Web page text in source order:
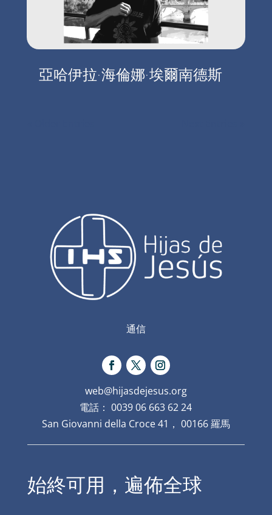
亞哈伊拉·海倫娜·埃爾南德斯
通信
web@hijasdejesus.org
電話： 0039 06 663 62 24
San Giovanni della Croce 41， 00166 羅馬
始終可用，遍佈全球